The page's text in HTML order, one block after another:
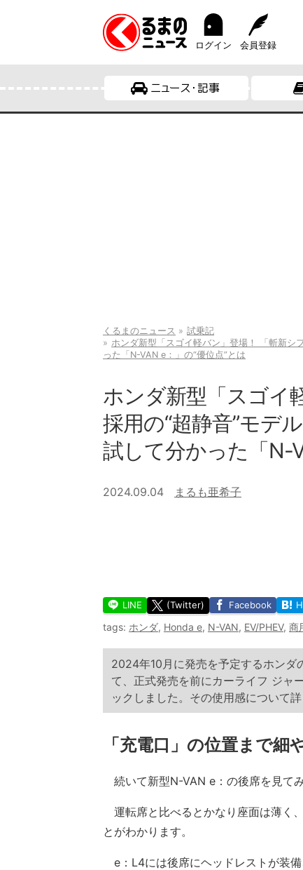
ログイン 会員登録
ニュース・記事
くるまのニュース
試乗記
ホンダ新型「スゴイ軽バン」登場！ 「斬新シ
った「N-VAN e：」の“優位点”とは
ホンダ新型「スゴイ
採用の“超静音”モデ
試して分かった「N-
2024.09.04 まるも亜希子
LINE (Twitter) Facebook
tags: ホンダ, Honda e, N-VAN, EV/PHEV, 商
2024年10月に発売を予定するホンダ
て、正式発売を前にカーライフ ジャ
ックしました。その使用感について詳
「充電口」の位置まで細
続いて新型N-VAN e：の後席を見てみ
運転席と比べるとかなり座面は薄く
とがわかります。
e：L4には後席にヘッドレストが装